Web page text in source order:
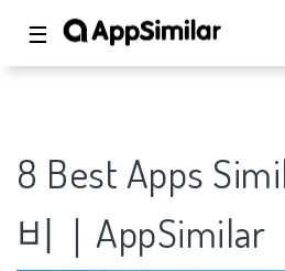
☰
8 Best Apps
비｜AppSimilar